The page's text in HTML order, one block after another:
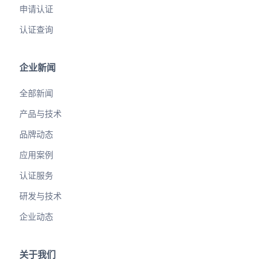
申请认证
认证查询
企业新闻
全部新闻
产品与技术
品牌动态
应用案例
认证服务
研发与技术
企业动态
关于我们